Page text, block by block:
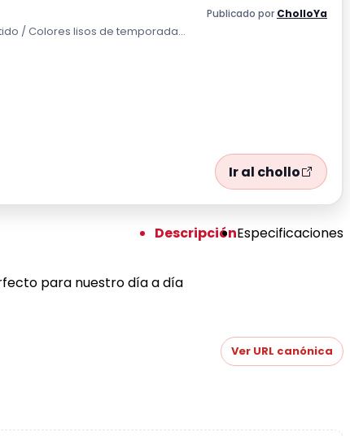
Publicado por CholloYa
/ Colores lisos de temporada...
Ir al chollo
DescripciónEspecificaciones
para nuestro día a día
Ver URL canónica